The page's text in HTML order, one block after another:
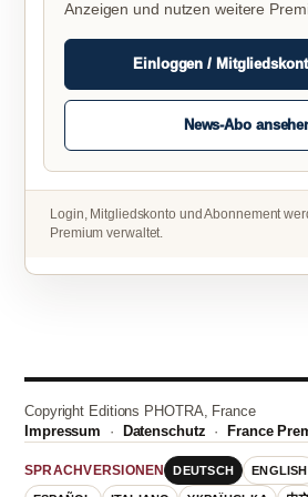
Anzeigen und nutzen weitere
Einloggen /
News-Abo
Login, Mitgliedskonto und Abonnement
Premium verwaltet.
Copyright Editions PHOTRA, France
Impressum · Datenschutz · France
SPRACHVERSIONEN DEUTSCH ENGLISH